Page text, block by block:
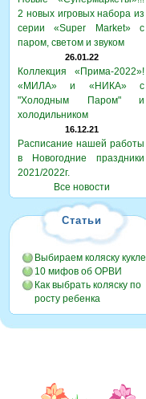
2 новых игровых набора из
серии «Super Market» с
паром, светом и звуком
26.01.22
Коллекция «Прима-2022»!
«МИЛА» и «НИКА» с
"Холодным Паром" и
холодильником
16.12.21
Расписание нашей работы
в Новогодние праздники
2021/2022г.
Все новости
Статьи
Выбираем коляску кукле
10 мифов об ОРВИ
Как выбрать коляску по
росту ребенка